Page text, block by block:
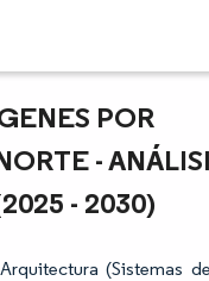
POR
-
- 2030)
(Sistemas